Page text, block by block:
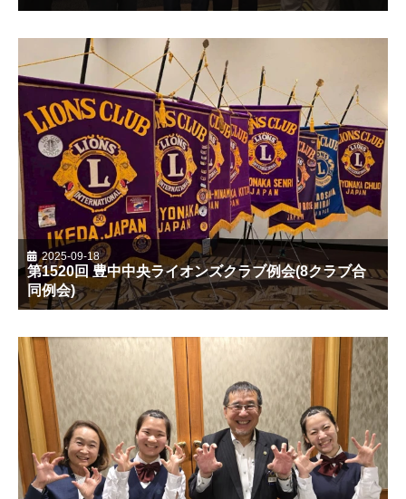
2025-09-18
第1520回 豊中中央ライオンズクラブ例会(8クラブ合
同例会)